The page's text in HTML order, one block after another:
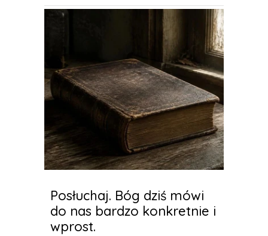
Posłuchaj. Bóg dziś mówi
do nas bardzo konkretnie i
wprost.